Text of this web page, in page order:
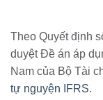
Theo Quyết định
duyệt Đề án áp
Nam của Bộ Tài
tự nguyện IFRS.